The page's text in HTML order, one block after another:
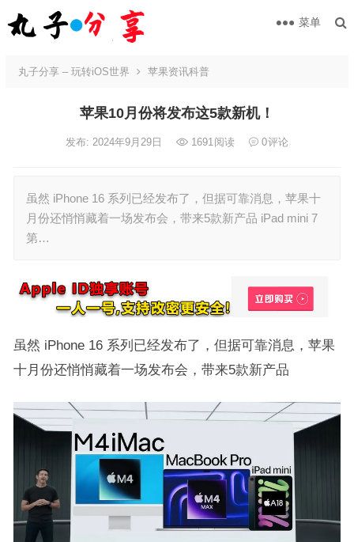
菜单
丸子分享 – 玩转iOS世界 苹果资讯科普
苹果10月份将发布这5款新机！
发布: 2024年9月29日 1691阅读 0评论
虽然 iPhone 16 系列已经发布了，但据可靠消息，苹果十
月份还悄悄藏着一场发布会，带来5款新产品 iPad mini 7
第…
虽然 iPhone 16 系列已经发布了，但据可靠消息，苹果
十月份还悄悄藏着一场发布会，带来5款新产品